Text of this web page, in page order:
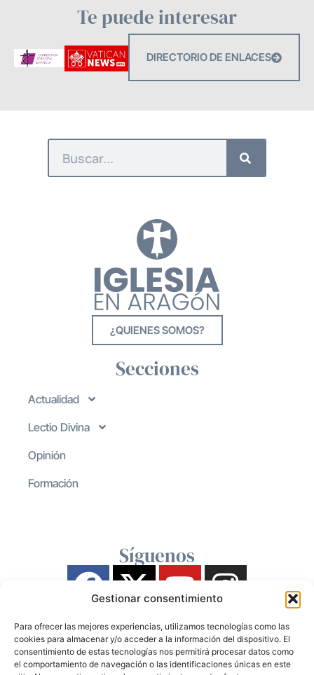
Gestionar consentimiento
Para ofrecer las mejores experiencias, utilizamos tecnologías como las
cookies para almacenar y/o acceder a la información del dispositivo. El
consentimiento de estas tecnologías nos permitirá procesar datos como
el comportamiento de navegación o las identificaciones únicas en este
Te puede interesar
DIRECTORIO DE ENLACES
¿QUIENES SOMOS?
Secciones
Actualidad
Lectio Divina
Opinión
Formación
Síguenos